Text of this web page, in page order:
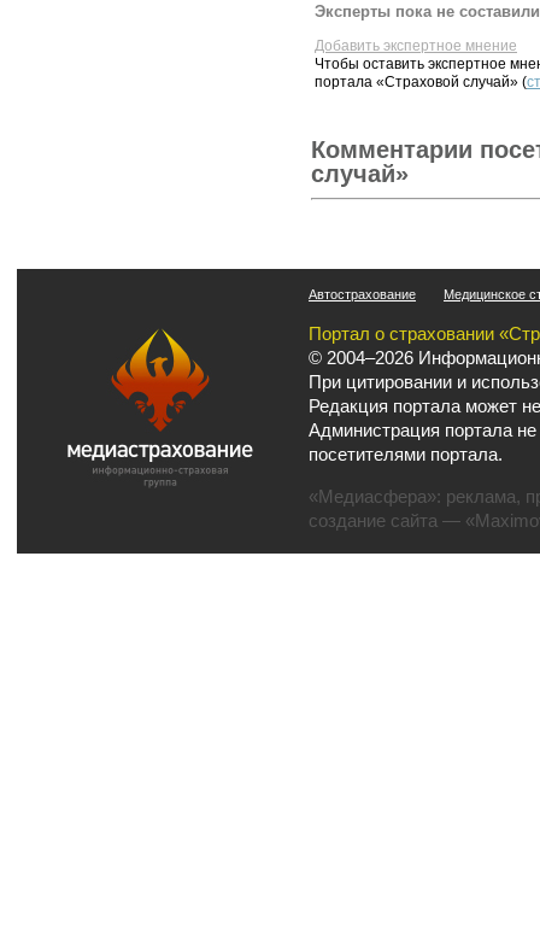
Эксперты пока не
Добавить экспертное мнение
Чтобы оставить экспертное
портала «Страховой случай» (
Комментарии
случай»
Автострахование Медицинское
Портал о страховании
© 2004–2026
При цитировании и
Редакция портала может
Администрация портала
посетителями портала.
«Медиасфера»: реклама,
создание сайта —